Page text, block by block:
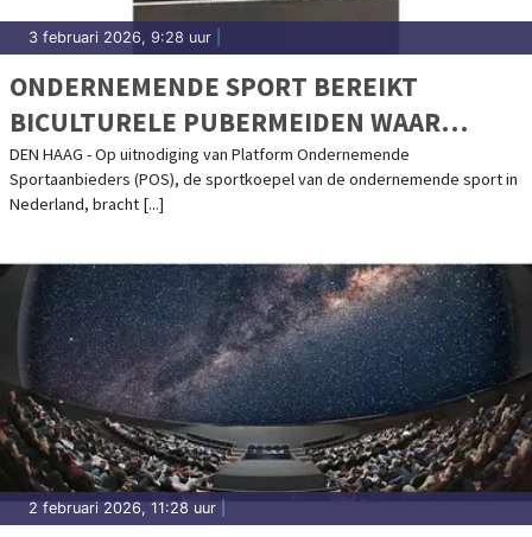
3 februari 2026, 9:28 uur
ONDERNEMENDE SPORT BEREIKT
BICULTURELE PUBERMEIDEN WAAR
BELEID VAAK TEKORTSCHIET
DEN HAAG - Op uitnodiging van Platform Ondernemende
Sportaanbieders (POS), de sportkoepel van de ondernemende sport in
Nederland, bracht [...]
2 februari 2026, 11:28 uur